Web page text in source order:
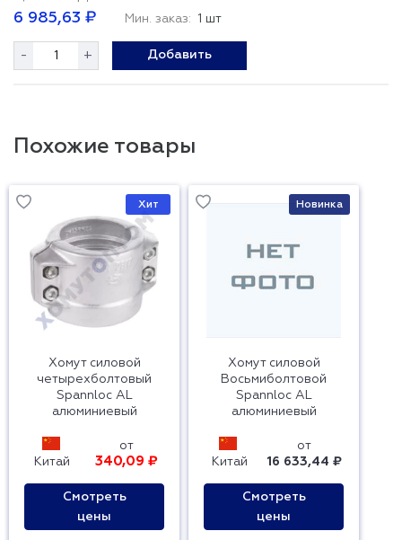
6 985,63 ₽ Мин. заказ: 1 шт
- + Добавить
Похожие товары
Хит
Хомут силовой
четырехболтовый
Spannloc AL
алюминиевый
Китай
от
340,09 ₽
Смотреть
цены
Новинка
Хомут силовой
Восьмиболтовой
Spannloc AL
алюминиевый
Китай
от
16 633,44 ₽
Смотреть
цены